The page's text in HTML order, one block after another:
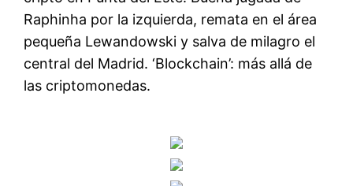
Raphinha por la izquierda, remata en el área
pequeña Lewandowski y salva de milagro el
central del Madrid. ‘Blockchain’: más allá de
las criptomonedas.